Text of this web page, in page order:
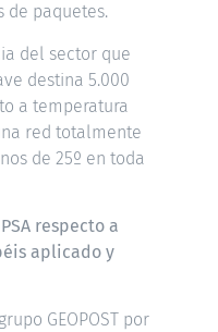
de paquetes.
del sector que
destina 5.000
a temperatura
red totalmente
de 25º en toda
respecto a
aplicado y
GEOPOST por